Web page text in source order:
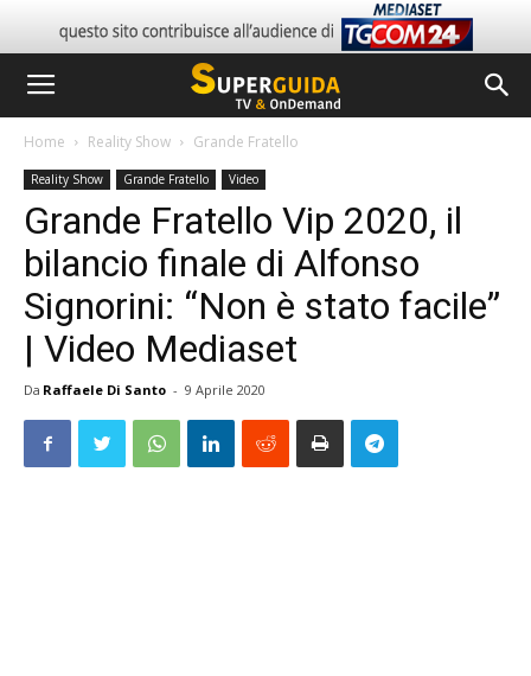
Home Reality Show Grande Fratello
Reality Show Grande Fratello Video
Grande Fratello Vip 2020, il
bilancio finale di Alfonso
Signorini: “Non è stato facile”
| Video Mediaset
Da Raffaele Di Santo - 9 Aprile 2020